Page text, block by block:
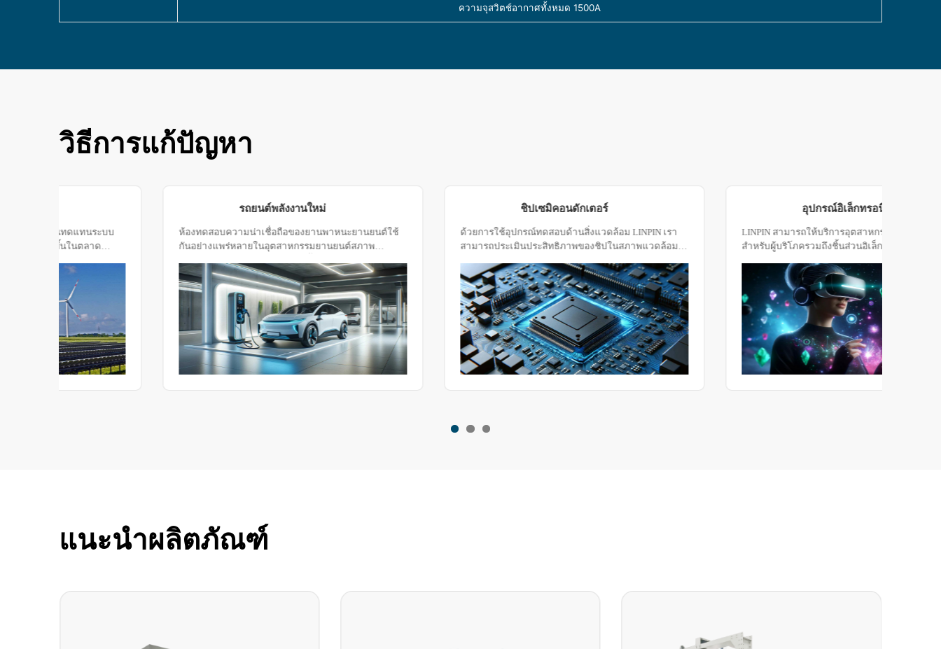
ความจุสวิตช์อากาศทั้งหมด 1500A
วิธีการแก้ปัญหา
ด้วยการพัฒนาอย่างรวดเร็วของพลังงานทดแทนระบบ
จัดเก็บพลังงาน PV มีบทบาทสำคัญมากขึ้นในตลาด
ประสิทธิภาพภายใต้สภาพแวดล้อมที่รุนแรงต่างๆ ดังนั้น
การทดสอบด้านสิ่งแวดล้อมสำหรับระบบเก็บพลังงานโซ
ลาร์เซลล์จึงมีความสำคัญ ห้องทดสอบด้านสิ่งแวดล้อม
เป็นแพลตฟอร์มที่เหมาะสำหรับการจำลองสภาพ
แวดล้อมต่างๆเพื่อให้มั่นใจถึงประสิทธิภาพและความ
ทนทานของระบบจัดเก็บพลังงาน PV
ห้องทดสอบความน่าเชื่อถือของยานพาหนะยานยนต์ใช้
กันอย่างแพร่หลายในอุตสาหกรรมยานยนต์สภาพ
ทดสอบมาตรวิทยาและหน่วยวิจัยทางวิทยาศาสตร์ ฯลฯ
ห้องทดสอบนี้มีการทดสอบที่ครอบคลุมเช่นการทดสอบ
อุณหภูมิสูงการทดสอบอุณหภูมิต่ำการทดสอบอุณหภูมิ
และความชื้นคงที่และอื่น ๆ เพื่อวัดการทดสอบ
ประสิทธิภาพของรถยนต์ภายใต้สภาพแวดล้อมที่แตกต่าง
กันของอุณหภูมิและความชื้นรวมถึงการเริ่มต้นเย็นการ
ปล่อยไอเสียการละลายหมอกการทดสอบการละลายน้ำ
แข็ง ฯลฯ
ด้วยการใช้อุปกรณ์ทดสอบด้านสิ่งแวดล้อม LINPIN เรา
สามารถประเมินประสิทธิภาพของชิปในสภาพแวดล้อมที่
มีประสิทธิภาพและมีเสถียรภาพในการใช้งานจริง หากมี
ผลิตภัณฑ์หรือความต้องการทดสอบที่เฉพาะเจาะจง
แผนการทดสอบที่เหมาะสมสามารถเลือกได้ตาม
สถานการณ์จริงของลูกค้า
แนะนำผลิตภัณฑ์